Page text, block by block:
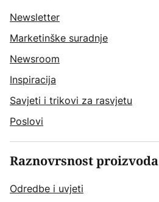
Newsletter
Marketinške suradnje
Newsroom
Inspiracija
Savjeti i trikovi za rasvjetu
Poslovi
Raznovrsnost proizvoda
Odredbe i uvjeti